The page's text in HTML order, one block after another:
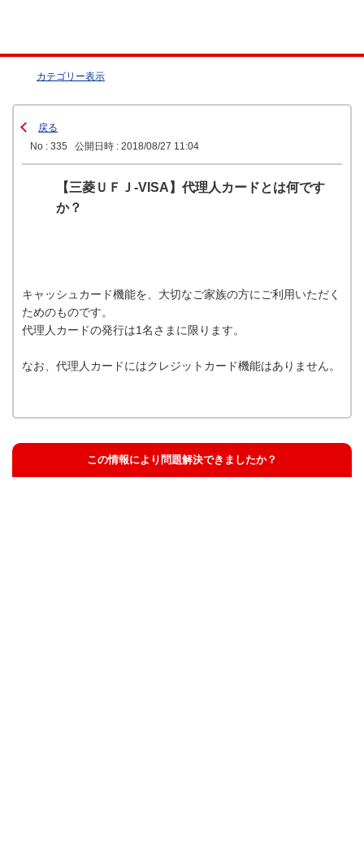
カテゴリー表示
戻る
No : 335
公開日時 : 2018/08/27 11:04
【三菱ＵＦＪ-VISA】代理人カードとは何です
か？
キャッシュカード機能を、大切なご家族の方にご利用いただく
ためのものです。
代理人カードの発行は1名さまに限ります。
なお、代理人カードにはクレジットカード機能はありません。
この情報により問題解決できましたか？